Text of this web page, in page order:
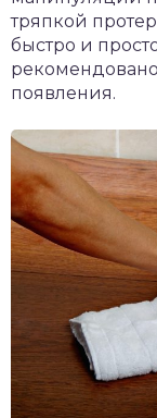
тряпкой
быстро и
появления.